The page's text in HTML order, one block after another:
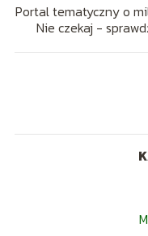
Portal tematyczny o
Nie czekaj -